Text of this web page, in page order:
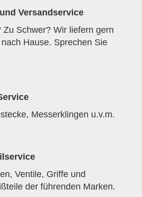
Versandservice
Zu Schwer? Wir liefern gern
Hause. Sprechen Sie
Messerklingen u.v.m.
Ventile, Griffe und
der führenden Marken.